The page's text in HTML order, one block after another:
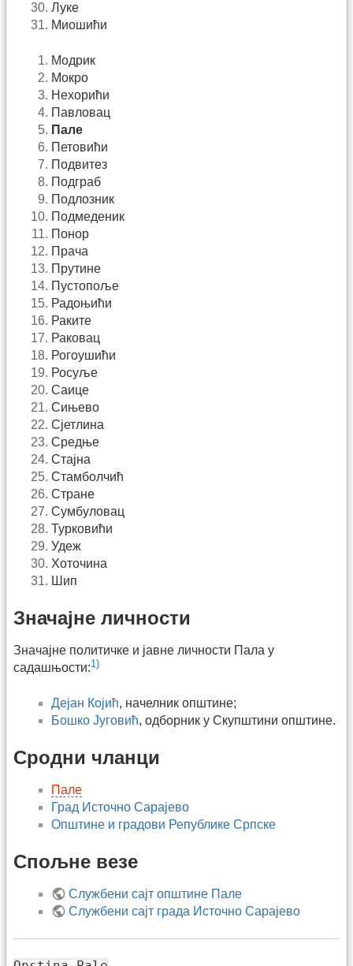
Луке
Миошићи
Модрик
Мокро
Нехорићи
Павловац
Пале
Петовићи
Подвитез
Подграб
Подлозник
Подмеденик
Понор
Прача
Прутине
Пустопоље
Радоњићи
Раките
Раковац
Рогоушићи
Росуље
Саице
Сињево
Сјетлина
Средње
Стајна
Стамболчић
Стране
Сумбуловац
Турковићи
Удеж
Хоточина
Шип
Значајне личности
Значајне политичке и јавне личности Пала у
садашњости:1)
Дејан Којић, начелник општине;
Бошко Југовић, одборник у Скупштини општине.
Сродни чланци
Пале
Град Источно Сарајево
Општине и градови Републике Српске
Спољне везе
Службени сајт општине Пале
Службени сајт града Источно Сарајево